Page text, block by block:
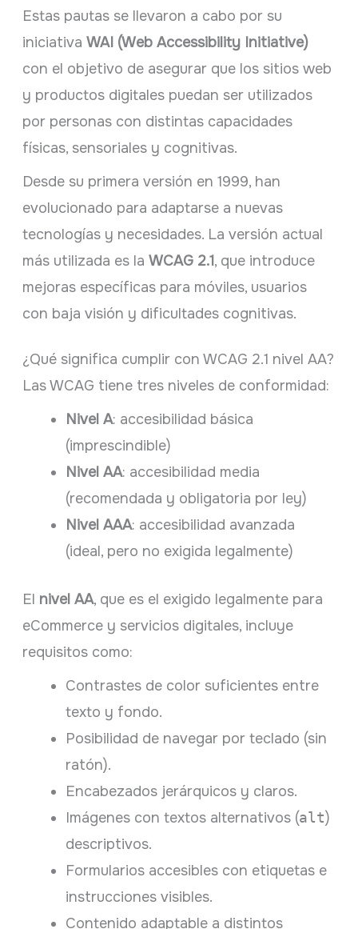
Estas pautas se llevaron a cabo por su
iniciativa WAI (Web Accessibility Initiative)
con el objetivo de asegurar que los sitios web
y productos digitales puedan ser utilizados
por personas con distintas capacidades
físicas, sensoriales y cognitivas.
Desde su primera versión en 1999, han
evolucionado para adaptarse a nuevas
tecnologías y necesidades. La versión actual
más utilizada es la WCAG 2.1, que introduce
mejoras específicas para móviles, usuarios
con baja visión y dificultades cognitivas.
¿Qué significa cumplir con WCAG 2.1 nivel AA?
Las WCAG tiene tres niveles de conformidad:
Nivel A: accesibilidad básica
(imprescindible)
Nivel AA: accesibilidad media
(recomendada y obligatoria por ley)
Nivel AAA: accesibilidad avanzada
(ideal, pero no exigida legalmente)
El nivel AA, que es el exigido legalmente para
eCommerce y servicios digitales, incluye
requisitos como:
Contrastes de color suficientes entre
texto y fondo.
Posibilidad de navegar por teclado (sin
ratón).
Encabezados jerárquicos y claros.
Imágenes con textos alternativos (alt)
descriptivos.
Formularios accesibles con etiquetas e
instrucciones visibles.
Contenido adaptable a distintos